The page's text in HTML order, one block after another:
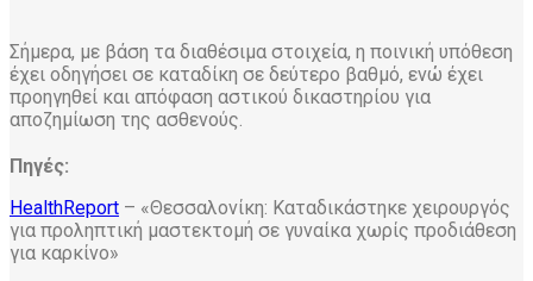
Σήμερα, με βάση τα διαθέσιμα στοιχεία, η ποινική υπόθεση
έχει οδηγήσει σε καταδίκη σε δεύτερο βαθμό, ενώ έχει
προηγηθεί και απόφαση αστικού δικαστηρίου για
αποζημίωση της ασθενούς.
Πηγές:
HealthReport – «Θεσσαλονίκη: Καταδικάστηκε χειρουργός
για προληπτική μαστεκτομή σε γυναίκα χωρίς προδιάθεση
για καρκίνο»